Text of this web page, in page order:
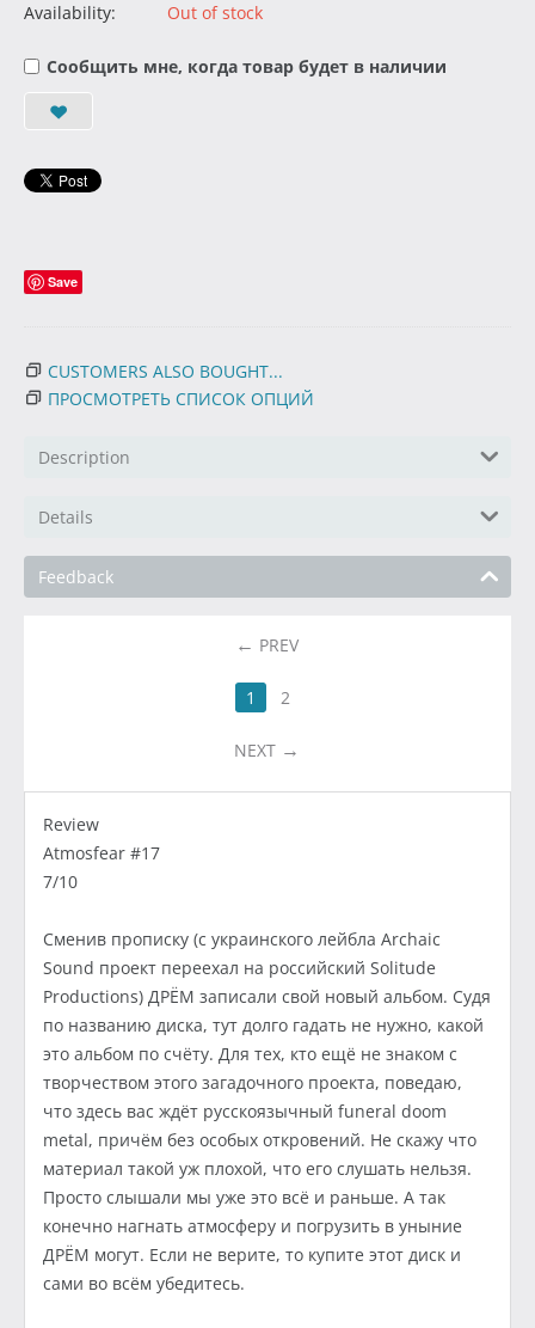
Availability:
Out of stock
Сообщить мне, когда товар будет в наличии
Save
CUSTOMERS ALSO BOUGHT...
ПРОСМОТРЕТЬ СПИСОК ОПЦИЙ
Description
Details
Feedback
PREV
1 2
NEXT
Review
Atmosfear #17
7/10
Сменив прописку (с украинского лейбла Archaic
Sound проект переехал на российский Solitude
Productions) ДРЁМ записали свой новый альбом. Судя
по названию диска, тут долго гадать не нужно, какой
это альбом по счёту. Для тех, кто ещё не знаком с
творчеством этого загадочного проекта, поведаю,
что здесь вас ждёт русскоязычный funeral doom
metal, причём без особых откровений. Не скажу что
материал такой уж плохой, что его слушать нельзя.
Просто слышали мы уже это всё и раньше. А так
конечно нагнать атмосферу и погрузить в уныние
ДРЁМ могут. Если не верите, то купите этот диск и
сами во всём убедитесь.